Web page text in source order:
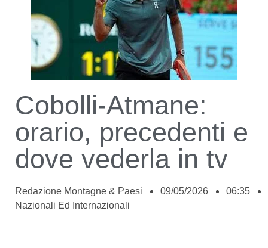
Cobolli-Atmane:
orario, precedenti e
dove vederla in tv
Redazione Montagne & Paesi 09/05/2026
06:35
Nazionali Ed Internazionali